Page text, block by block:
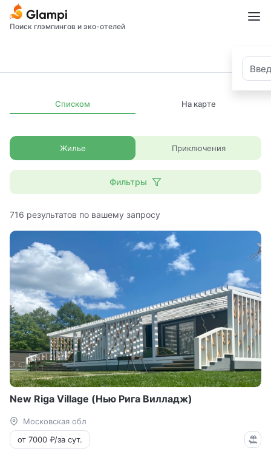
Поиск глэмпингов и эко-отелей
Списком На карте
Жилье Приключения
Фильтры
716 результатов по вашему запросу
New Riga Village (Нью Рига Вилладж)
Московская обл
от 7000 ₽/за сут.